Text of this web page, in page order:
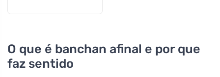
O que é banchan afinal e por que
faz sentido